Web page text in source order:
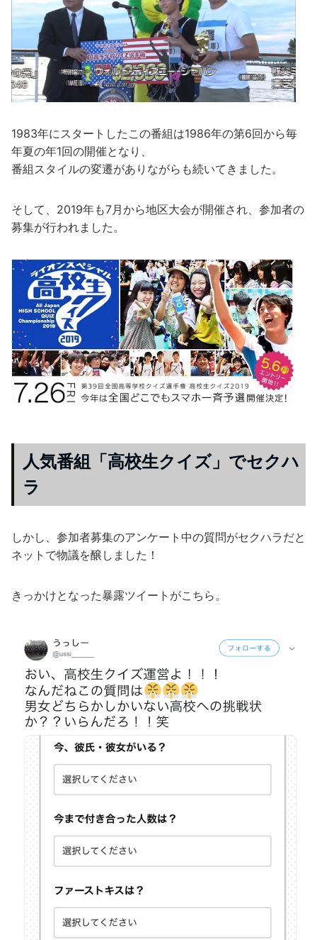
1983年にスタートしたこの番組は1986年の第6回から毎
年夏の年1回の開催となり、
番組スタイルの変遷がありながらも続いてきました。
そして、2019年も7月から地区大会が開催され、参加者の
募集が行われました。
人気番組「高校生クイズ」でセクハ
ラ
しかし、参加者募集のアンケート中の質問がセクハラだと
ネットで物議を醸しました！
きっかけとなった暴露ツイートがこちら。